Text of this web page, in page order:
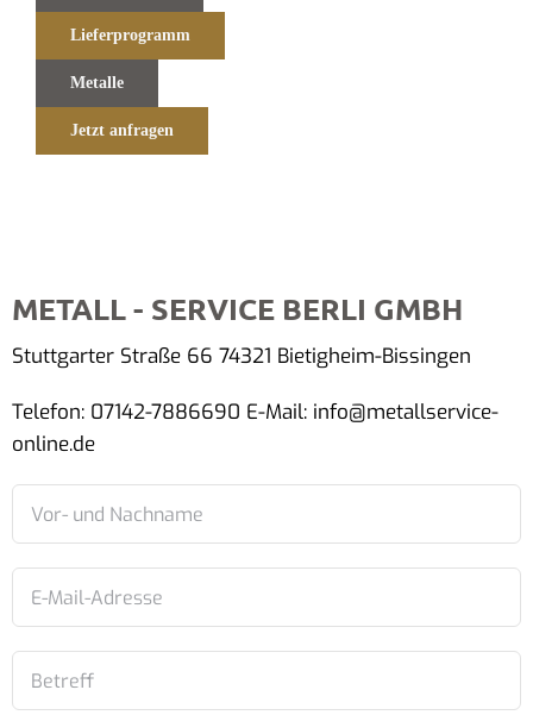
Lieferprogramm
Metalle
Jetzt anfragen
METALL - SERVICE BERLI GMBH
Stuttgarter Straße 66 74321 Bietigheim-Bissingen
Telefon: 07142-7886690 E-Mail: info@metallservice-
online.de